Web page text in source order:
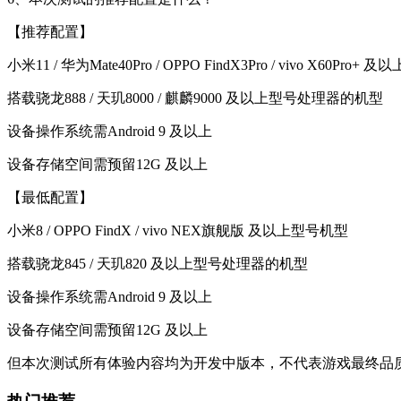
【推荐配置】
小米11 / 华为Mate40Pro / OPPO FindX3Pro / vivo X60Pro+ 及以
搭载骁龙888 / 天玑8000 / 麒麟9000 及以上型号处理器的机型
设备操作系统需Android 9 及以上
设备存储空间需预留12G 及以上
【最低配置】
小米8 / OPPO FindX / vivo NEX旗舰版 及以上型号机型
搭载骁龙845 / 天玑820 及以上型号处理器的机型
设备操作系统需Android 9 及以上
设备存储空间需预留12G 及以上
但本次测试所有体验内容均为开发中版本，不代表游戏最终品